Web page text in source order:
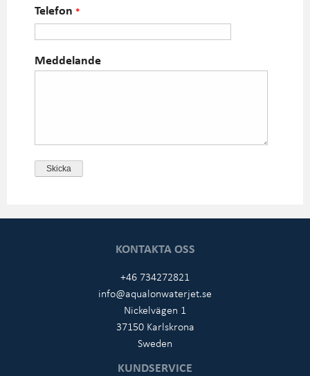
Telefon *
Meddelande
KONTAKTA OSS
+46 734272821
info@aqualonwaterjet.se
Nickelvägen 1
37150 Karlskrona
Sweden
KUNDSERVICE